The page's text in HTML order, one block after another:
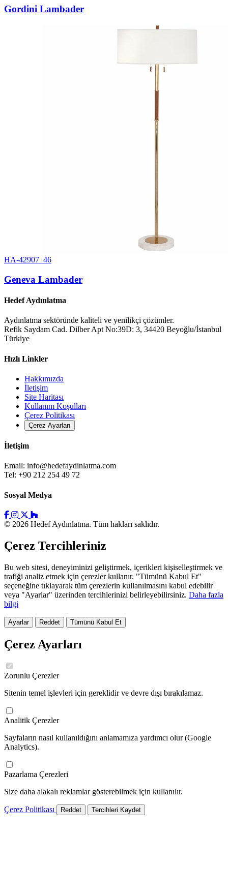
Gordini Lambader
HA-42907_46
Geneva Lambader
Hedef Aydınlatma
Aydınlatma sektöründe kaliteli ve yenilikçi çözümler.
Refik Saydam Cad. Dilber Apt No:39D: 3, 34420 Beyoğlu/İstanbul
Türkiye
Hızlı Linkler
Hakkımızda
İletişim
Site Haritası
Kullanım Koşulları
Çerez Politikası
Çerez Ayarları
İletişim
Email: info@hedefaydinlatma.com
Tel: +90 212 254 49 72
Sosyal Medya
© 2026 Hedef Aydınlatma. Tüm hakları saklıdır.
Çerez Tercihleriniz
Bu web sitesi, deneyiminizi geliştirmek, içerikleri kişiselleştirmek ve
trafiği analiz etmek için çerezler kullanır. "Tümünü Kabul Et"
seçeneğine tıklayarak tüm çerezlerin kullanılmasını kabul edebilir
veya "Ayarlar" üzerinden tercihlerinizi belirleyebilirsiniz. Daha fazla
bilgi
Ayarlar Reddet Tümünü Kabul Et
Çerez Ayarları
Zorunlu Çerezler
Sitenin temel işlevleri için gereklidir ve devre dışı bırakılamaz.
Analitik Çerezler
Sayfaların nasıl kullanıldığını anlamamıza yardımcı olur (Google
Analytics).
Pazarlama Çerezleri
Size daha alakalı reklamlar gösterebilmek için kullanılır.
Çerez Politikası Reddet Tercihleri Kaydet